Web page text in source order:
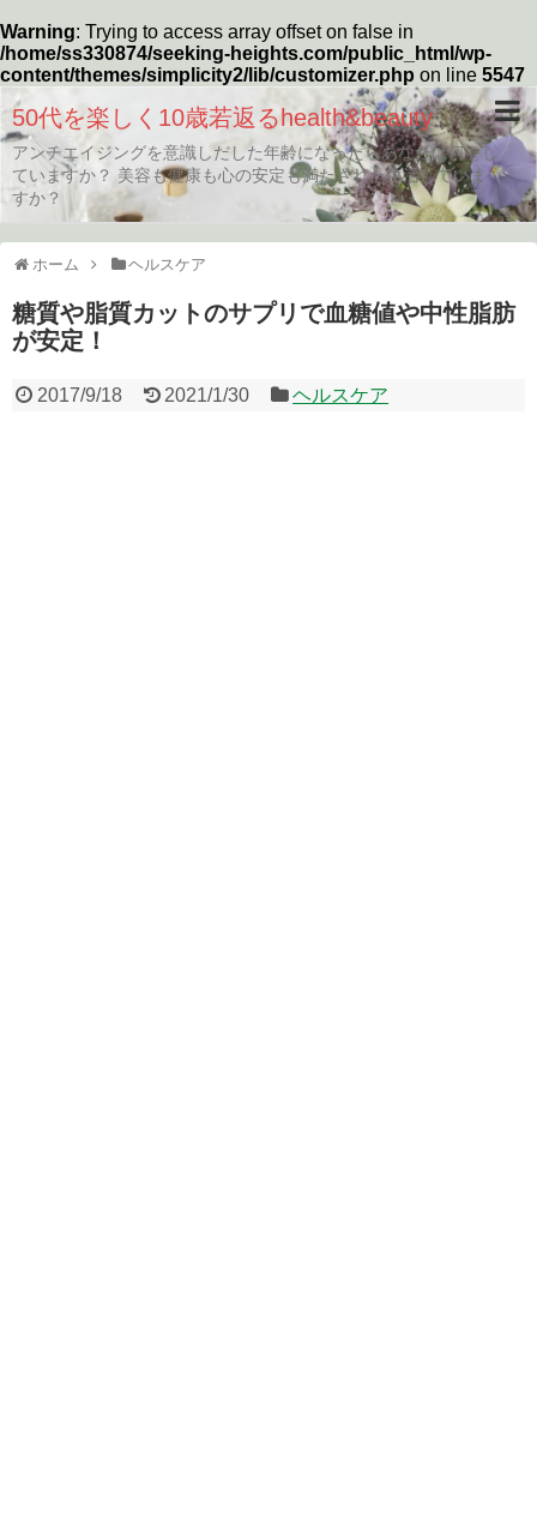
Warning: Trying to access array offset on false in
/home/ss330874/seeking-heights.com/public_html/wp-
content/themes/simplicity2/lib/customizer.php on line 5547
50代を楽しく10歳若返るhealth&beauty
アンチエイジングを意識しだした年齢になったらあなたは何をし
ていますか？ 美容も健康も心の安定も満たされた生活していま
すか？
ホーム ヘルスケア
糖質や脂質カットのサプリで血糖値や中性脂肪
が安定！
2017/9/18 2021/1/30 ヘルスケア